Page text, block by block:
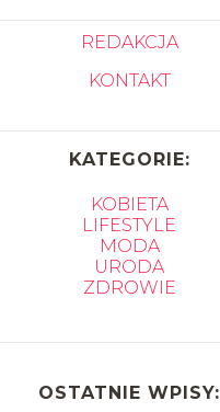
REDAKCJA
KONTAKT
KATEGORIE:
KOBIETA
LIFESTYLE
MODA
URODA
ZDROWIE
OSTATNIE WPISY: